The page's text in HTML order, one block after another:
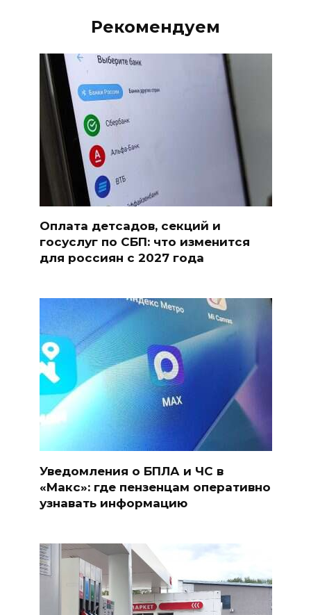
Рекомендуем
Оплата детсадов, секций и
госуслуг по СБП: что изменится
для россиян с 2027 года
Уведомления о БПЛА и ЧС в
«Макс»: где пензенцам оперативно
узнавать информацию